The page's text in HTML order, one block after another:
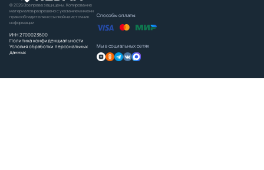
© 2026 Все права защищены. Копирование
материалов разрешено с указанием имени
правообладателя и ссылкой на источник
информации
ИНН 2700023600
Политика конфиденциальности
Условия обработки персональных
данных
Способы оплаты:
Мы в социальных сетях